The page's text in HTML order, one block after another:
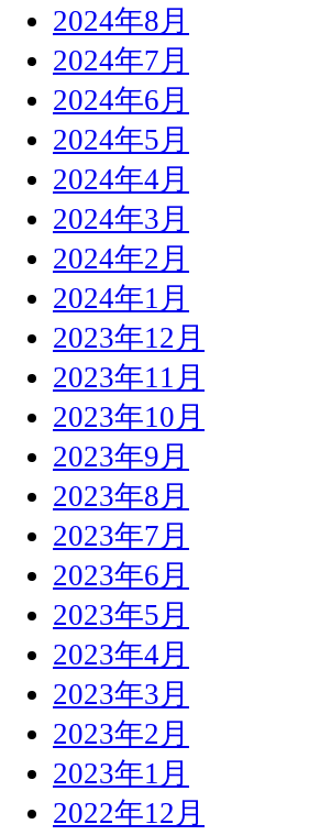
2024年8月
2024年7月
2024年6月
2024年5月
2024年4月
2024年3月
2024年2月
2024年1月
2023年12月
2023年11月
2023年10月
2023年9月
2023年8月
2023年7月
2023年6月
2023年5月
2023年4月
2023年3月
2023年2月
2023年1月
2022年12月